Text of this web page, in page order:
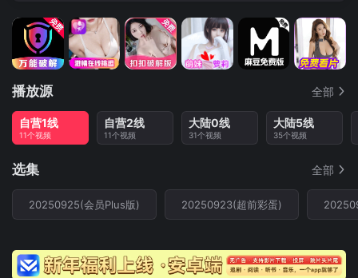
播放源 全部
自营1线
11个视频
自营2线
11个视频
大陆0线
31个视频
大陆5线
35个视频
选集 全部
20250925(会员Plus版) 20250923(超前彩蛋)